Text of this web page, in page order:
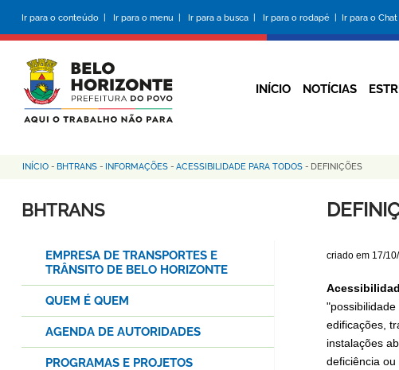
conteúdo
principal
Ir para o conteúdo | Ir para o menu | Ir para a busca | Ir para o rodapé | Ir para o Chat
INÍCIO NOTÍCIAS
Trilha
de
INÍCIO - BHTRANS - INFORMAÇÕES - ACESSIBILIDADE PARA TODOS - DEFINIÇÕES
criado em 17/
edificações,
instalações
deficiência ou
BHTRANS
EMPRESA DE TRANSPORTES E
TRÂNSITO DE BELO HORIZONTE
QUEM É QUEM
AGENDA DE AUTORIDADES
PROGRAMAS E PROJETOS